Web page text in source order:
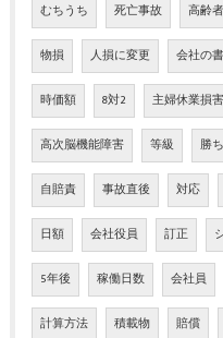
むちうち 死亡事故 高齢者
物損 人損に変更 会社の
時価額 8対2 主婦休業損害
高次脳機能障害 等級 勝
自賠責 事故直後 対応
日額 会社役員 訂正
5年後 稼働日数 会社員
計算方法 積載物 賠償